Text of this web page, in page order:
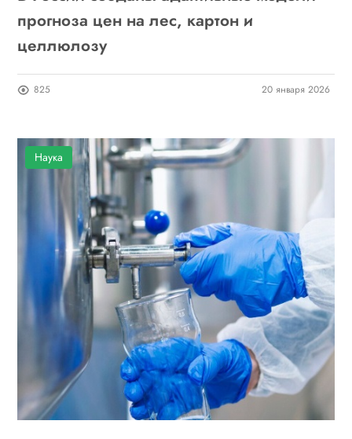
прогноза цен на лес, картон и
целлюлозу
825 20 января 2026
Наука